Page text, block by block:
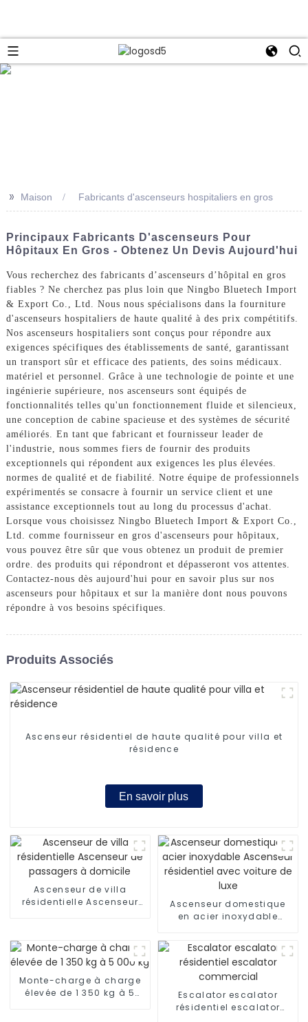
>> Maison Fabricants d'ascenseurs hospitaliers en gros
Principaux Fabricants D'ascenseurs Pour
Hôpitaux En Gros - Obtenez Un Devis Aujourd'hui
Vous recherchez des fabricants d’ascenseurs d’hôpital en gros
fiables ? Ne cherchez pas plus loin que Ningbo Bluetech Import
& Export Co., Ltd. Nous nous spécialisons dans la fourniture
d'ascenseurs hospitaliers de haute qualité à des prix compétitifs.
Nos ascenseurs hospitaliers sont conçus pour répondre aux
exigences spécifiques des établissements de santé, garantissant
un transport sûr et efficace des patients, des soins médicaux.
matériel et personnel. Grâce à une technologie de pointe et une
ingénierie supérieure, nos ascenseurs sont équipés de
fonctionnalités telles qu'un fonctionnement fluide et silencieux,
une conception de cabine spacieuse et des systèmes de sécurité
améliorés. En tant que fabricant et fournisseur leader de
l'industrie, nous sommes fiers de fournir des produits
exceptionnels qui répondent aux exigences les plus élevées.
normes de qualité et de fiabilité. Notre équipe de professionnels
expérimentés se consacre à fournir un service client et une
assistance exceptionnels tout au long du processus d'achat.
Lorsque vous choisissez Ningbo Bluetech Import & Export Co.,
Ltd. comme fournisseur en gros d'ascenseurs pour hôpitaux,
vous pouvez être sûr que vous obtenez un produit de premier
ordre. des produits qui répondront et dépasseront vos attentes.
Contactez-nous dès aujourd'hui pour en savoir plus sur nos
ascenseurs pour hôpitaux et sur la manière dont nous pouvons
répondre à vos besoins spécifiques.
Produits Associés
Ascenseur résidentiel de haute qualité pour villa et
résidence
En savoir plus
Ascenseur de villa
résidentielle Ascenseur
Ascenseur domestique
en acier inoxydable
avec voiture de luxe
Monte-charge à charge
élevée de 1 350 kg à 5
Escalator escalator
résidentiel escalator